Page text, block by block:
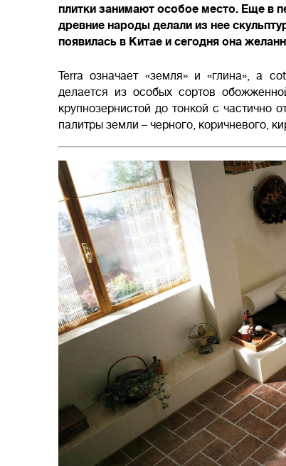
плитки занимают особое место. Еще в
древние народы делали из нее
появилась в Китае и сегодня она
Terra означает «земля» и «глина», а
делается из особых сортов
крупнозернистой до тонкой с частично
палитры земли – черного, коричневого,